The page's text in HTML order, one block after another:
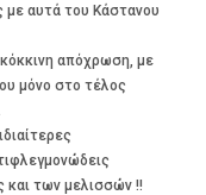
με αυτά του Κάστανου
απόχρωση, με
μόνο στο τέλος
και των μελισσών !!